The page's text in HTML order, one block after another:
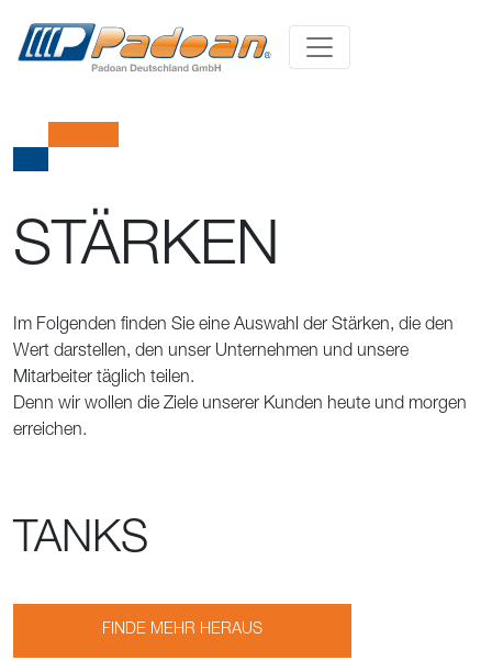
STÄRKEN
Im Folgenden finden Sie eine Auswahl der Stärken, die den
Wert darstellen, den unser Unternehmen und unsere
Mitarbeiter täglich teilen.
Denn wir wollen die Ziele unserer Kunden heute und morgen
erreichen.
TANKS
FINDE MEHR HERAUS